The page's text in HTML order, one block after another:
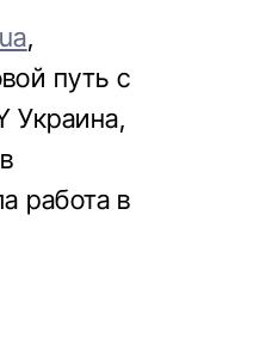
,
путь с
Украина,
работа в